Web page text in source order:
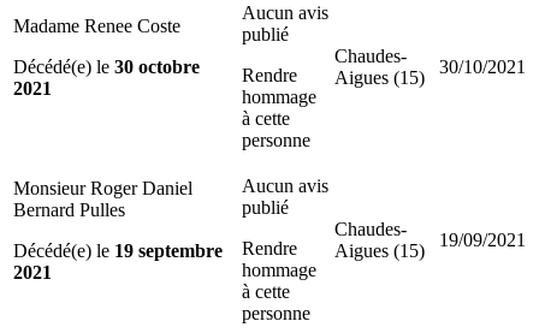
Madame Renee Coste
Décédé(e) le 30 octobre
2021
Aucun avis
publié
Rendre
hommage
à cette
personne
Chaudes-
Aigues (15)
30/10/2021
Monsieur Roger Daniel
Bernard Pulles
Décédé(e) le 19 septembre
2021
Aucun avis
publié
Rendre
hommage
à cette
personne
Chaudes-
Aigues (15)
19/09/2021